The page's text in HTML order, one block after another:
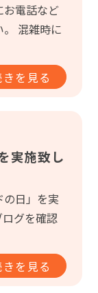
お電話など
混雑時に
を見る
実施致し
日」を実
グを確認
を見る